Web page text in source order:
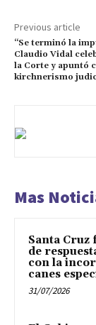
Previous article
“Se terminó la
Claudio Vidal
la Corte y apuntó
kirchnerismo
Mas
Santa Cruz
de
con la
canes
31/07/2026